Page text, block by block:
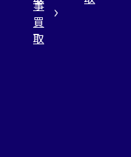
事
買
取